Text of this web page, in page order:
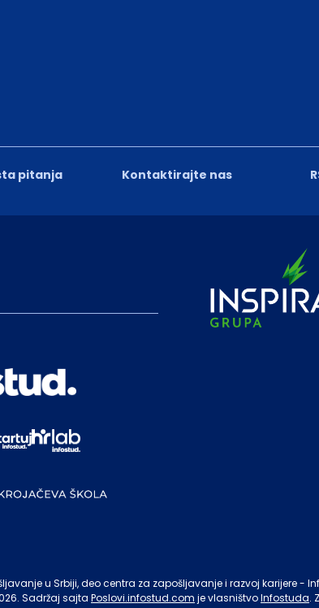
pitanja Kontaktirajte nas
u Srbiji, deo centra za zapošljavanje i razvoj karijere -
. Sadržaj sajta Poslovi.infostud.com je vlasništvoInfostuda.